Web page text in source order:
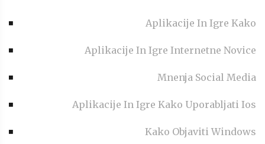
Aplikacije In Igre Kako
Aplikacije In Igre Internetne Novice
Mnenja Social Media
Aplikacije In Igre Kako Uporabljati Ios
Kako Objaviti Windows